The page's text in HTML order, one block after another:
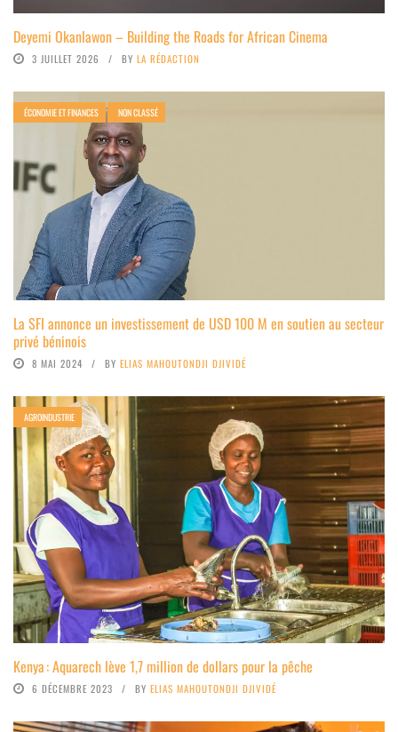
Deyemi Okanlawon – Building the Roads for African Cinema
3 JUILLET 2026 BY LA RÉDACTION
ÉCONOMIE ET FINANCES NON CLASSÉ
La SFI annonce un investissement de USD 100 M en soutien au secteur
privé béninois
8 MAI 2024 BY ELIAS MAHOUTONDJI DJIVIDÉ
AGROINDUSTRIE
Kenya : Aquarech lève 1,7 million de dollars pour la pêche
6 DÉCEMBRE 2023 BY ELIAS MAHOUTONDJI DJIVIDÉ